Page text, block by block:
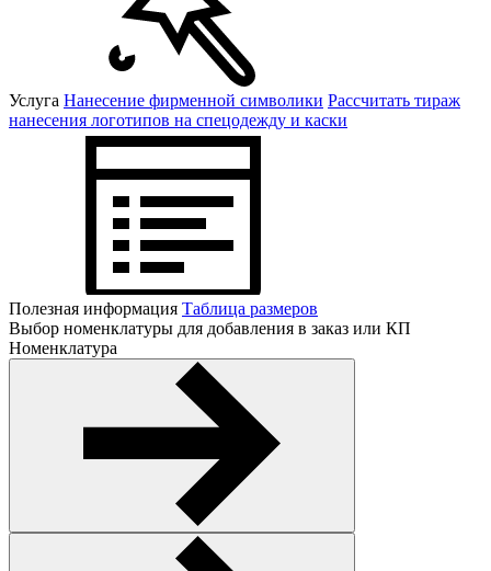
Услуга Нанесение фирменной символики Рассчитать тираж
нанесения логотипов на спецодежду и каски
Полезная информация Таблица размеров
Выбор номенклатуры для добавления в заказ или КП
Номенклатура